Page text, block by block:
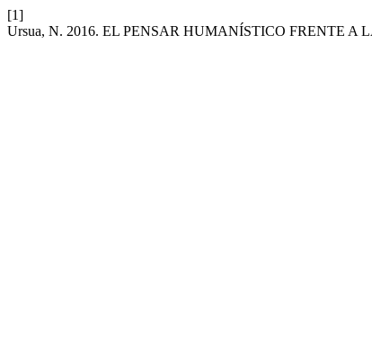
[1]
Ursua, N. 2016. EL PENSAR HUMANÍSTICO FRENTE A